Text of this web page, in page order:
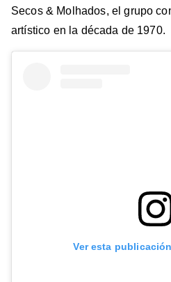
Secos & Molhados, el grupo
artístico en la década de 1970.
Ver esta